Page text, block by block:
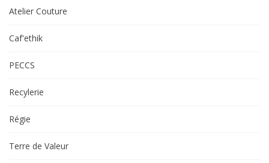
!
Atelier Couture
Caf'ethik
PECCS
Recylerie
Régie
Terre de Valeur